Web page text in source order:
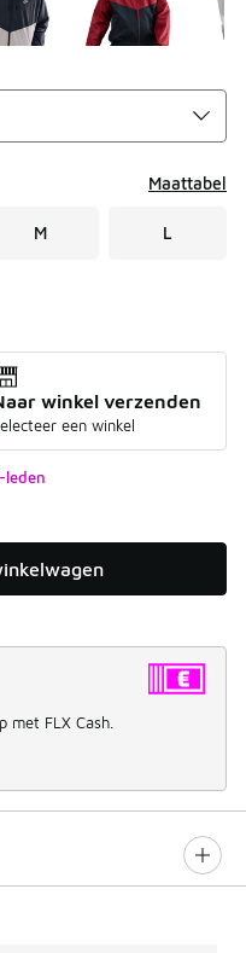
Maattabel
M L
winkel verzenden
een winkel
leden
met FLX Cash.